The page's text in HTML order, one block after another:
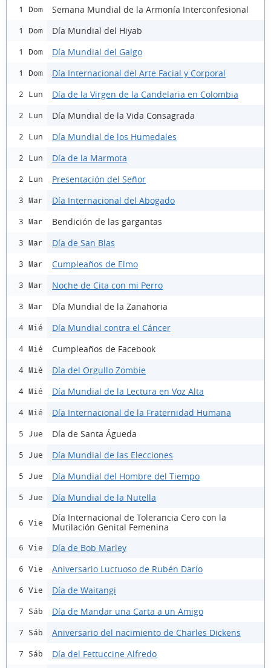
1 Dom Semana Mundial de la Armonía Interconfesional
1 Dom Día Mundial del Hiyab
1 Dom Día Mundial del Galgo
1 Dom Día Internacional del Arte Facial y Corporal
2 Lun Día de la Virgen de la Candelaria en Colombia
2 Lun Día Mundial de la Vida Consagrada
2 Lun Día Mundial de los Humedales
2 Lun Día de la Marmota
2 Lun Presentación del Señor
3 Mar Día Internacional del Abogado
3 Mar Bendición de las gargantas
3 Mar Día de San Blas
3 Mar Cumpleaños de Elmo
3 Mar Noche de Cita con mi Perro
3 Mar Día Mundial de la Zanahoria
4 Mié Día Mundial contra el Cáncer
4 Mié Cumpleaños de Facebook
4 Mié Día del Orgullo Zombie
4 Mié Día Mundial de la Lectura en Voz Alta
4 Mié Día Internacional de la Fraternidad Humana
5 Jue Día de Santa Águeda
5 Jue Día Mundial de las Elecciones
5 Jue Día Mundial del Hombre del Tiempo
5 Jue Día Mundial de la Nutella
6 Vie
Día Internacional de Tolerancia Cero con la
Mutilación Genital Femenina
6 Vie Día de Bob Marley
6 Vie Aniversario Luctuoso de Rubén Darío
6 Vie Día de Waitangi
7 Sáb Día de Mandar una Carta a un Amigo
7 Sáb Aniversario del nacimiento de Charles Dickens
7 Sáb Día del Fettuccine Alfredo